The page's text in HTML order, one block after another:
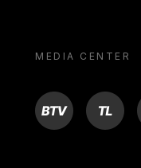
MEDIA CENTER
BTV TL